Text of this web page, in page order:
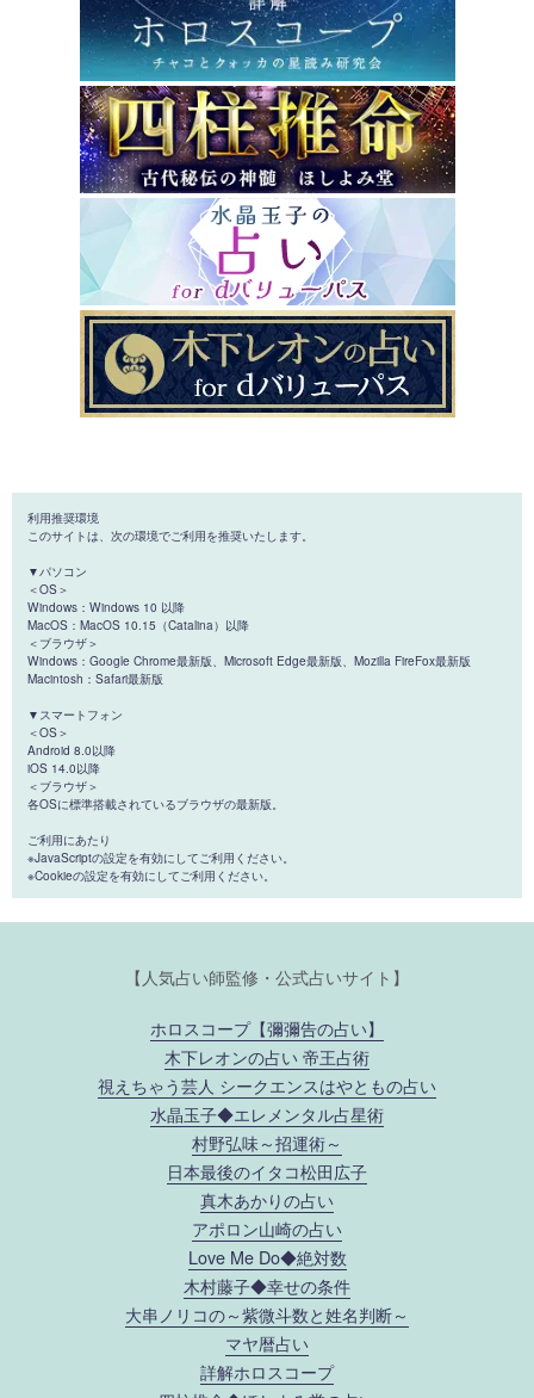
利用推奨環境
このサイトは、次の環境でご利用を推奨いたします。
▼パソコン
＜OS＞
Windows：Windows 10 以降
MacOS：MacOS 10.15（Catalina）以降
＜ブラウザ＞
Windows：Google Chrome最新版、Microsoft Edge最新版、Mozilla FireFox最新版
Macintosh：Safari最新版
▼スマートフォン
＜OS＞
Android 8.0以降
iOS 14.0以降
＜ブラウザ＞
各OSに標準搭載されているブラウザの最新版。
ご利用にあたり
※JavaScriptの設定を有効にしてご利用ください。
※Cookieの設定を有効にしてご利用ください。
【人気占い師監修・公式占いサイト】
ホロスコープ【彌彌告の占い】
木下レオンの占い 帝王占術
視えちゃう芸人 シークエンスはやともの占い
水晶玉子◆エレメンタル占星術
村野弘味～招運術～
日本最後のイタコ松田広子
真木あかりの占い
アポロン山崎の占い
Love Me Do◆絶対数
木村藤子◆幸せの条件
大串ノリコの～紫微斗数と姓名判断～
マヤ暦占い
詳解ホロスコープ